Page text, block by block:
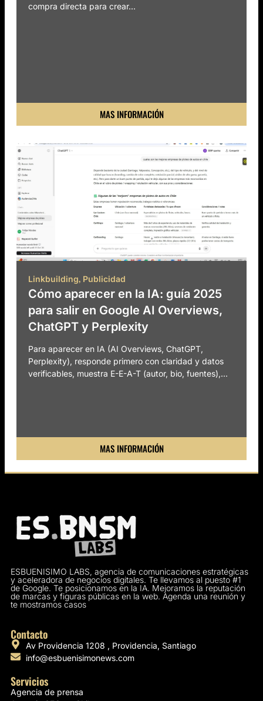
compra directa para crear...
MAS INFORMACIÓN
Linkbuilding, Publicidad
Cómo aparecer en la IA: guía 2025
para salir en Google AI Overviews,
ChatGPT y Perplexity
Para aparecer en IA (AI Overviews, ChatGPT,
Perplexity), responde primero con claridad y datos
verificables, muestra E-E-A-T (autor, bio, fuentes),...
MAS INFORMACIÓN
ESBUENISIMO LABS, agencia de comunicaciones estratégicas
y aceleradora de negocios digitales. Te llevamos al puesto #1
de Google. Te posicionamos en la IA. Mejoramos la reputación
de marcas y figuras públicas en la web. Agenda una reunión y
te mostramos casos
Contacto
Av Providencia 1208 , Providencia, Santiago
info@esbuenisimonews.com
Servicios
Agencia de prensa